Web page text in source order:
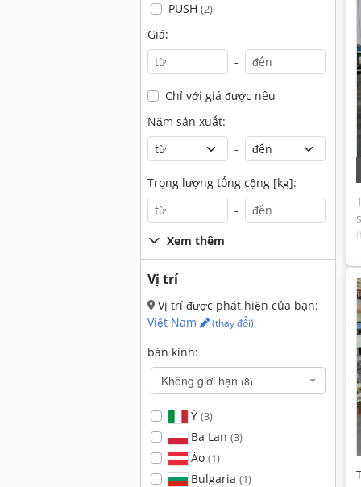
PUSH (2)
Giá:
-
Chỉ với giá được nêu
Năm sản xuất:
-
Trọng lượng tổng cộng [kg]:
-
Xem thêm
Vị trí
Vị trí được phát hiện của bạn:
Việt Nam
(thay đổi)
bán kính:
Không giới hạn (8)
Ý (3)
Ba Lan (3)
Áo (1)
Bulgaria (1)